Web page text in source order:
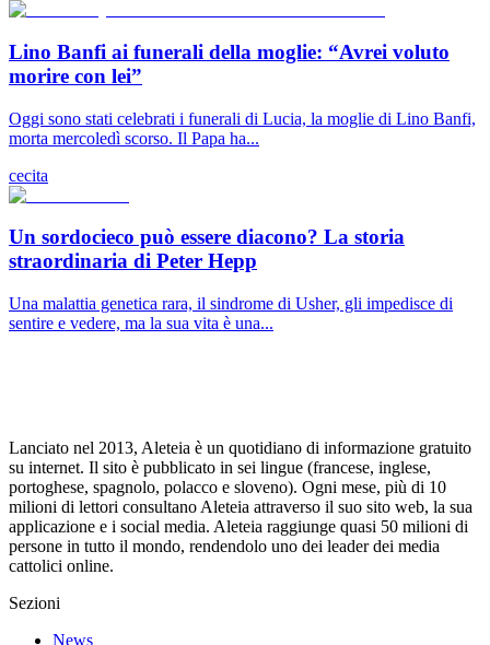
Lino Banfi ai funerali della moglie: “Avrei voluto
morire con lei”
Oggi sono stati celebrati i funerali di Lucia, la moglie di Lino Banfi,
morta mercoledì scorso. Il Papa ha...
cecita
Un sordocieco può essere diacono? La storia
straordinaria di Peter Hepp
Una malattia genetica rara, il sindrome di Usher, gli impedisce di
sentire e vedere, ma la sua vita è una...
Lanciato nel 2013, Aleteia è un quotidiano di informazione gratuito
su internet. Il sito è pubblicato in sei lingue (francese, inglese,
portoghese, spagnolo, polacco e sloveno). Ogni mese, più di 10
milioni di lettori consultano Aleteia attraverso il suo sito web, la sua
applicazione e i social media. Aleteia raggiunge quasi 50 milioni di
persone in tutto il mondo, rendendolo uno dei leader dei media
cattolici online.
Sezioni
News